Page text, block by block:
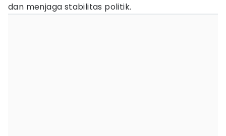
dan menjaga stabilitas politik.